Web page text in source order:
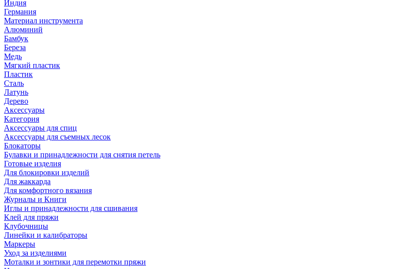
Индия
Германия
Материал инструмента
Алюминий
Бамбук
Береза
Медь
Мягкий пластик
Пластик
Сталь
Латунь
Дерево
Аксессуары
Категория
Аксессуары для спиц
Аксессуары для съемных лесок
Блокаторы
Булавки и принадлежности для снятия петель
Готовые изделия
Для блокировки изделий
Для жаккарда
Для комфортного вязания
Журналы и Книги
Иглы и принадлежности для сшивания
Клей для пряжи
Клубочницы
Линейки и калибраторы
Маркеры
Уход за изделиями
Моталки и зонтики для перемотки пряжи